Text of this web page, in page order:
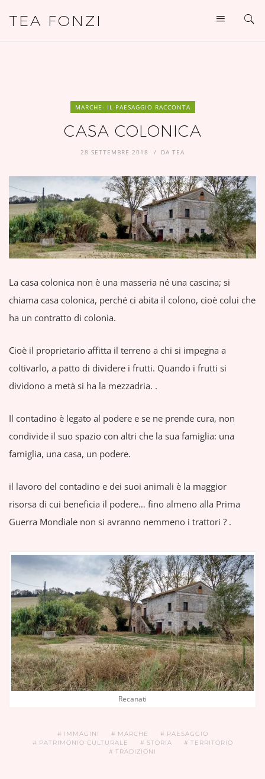
TEA FONZI
MARCHE- IL PAESAGGIO RACCONTA
CASA COLONICA
28 SETTEMBRE 2018 DA TEA
La casa colonica non è una masseria né una cascina; si
chiama casa colonica, perché ci abita il colono, cioè colui che
ha un contratto di colonìa.
Cioè il proprietario affitta il terreno a chi si impegna a
coltivarlo, a patto di dividere i frutti. Quando i frutti si
dividono a metà si ha la mezzadria. .
Il contadino è legato al podere e se ne prende cura, non
condivide il suo spazio con altri che la sua famiglia: una
famiglia, una casa, un podere.
il lavoro del contadino e dei suoi animali è la maggior
risorsa di cui beneficia il podere… fino almeno alla Prima
Guerra Mondiale non si avranno nemmeno i trattori ? .
Recanati
IMMAGINI MARCHE
PAESAGGIO
PATRIMONIO CULTURALE
STORIA
TERRITORIO
TRADIZIONI